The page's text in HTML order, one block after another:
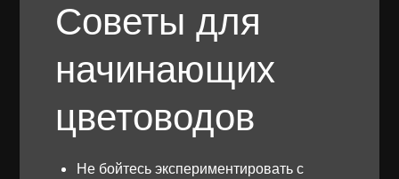
Советы для
начинающих
цветоводов
Не бойтесь экспериментировать с